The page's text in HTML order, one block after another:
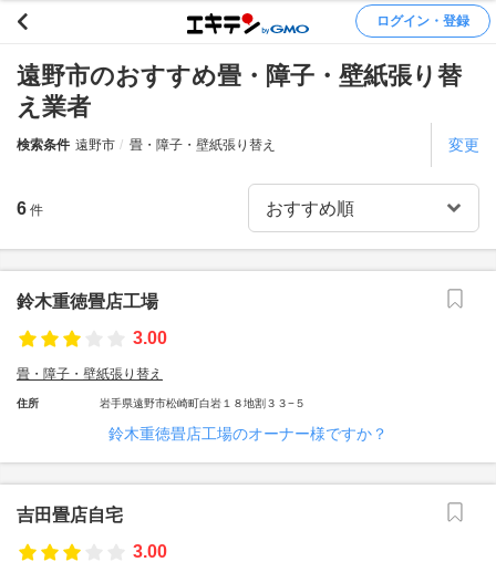
ログイン・登録
遠野市のおすすめ畳・障子・壁紙張り替
え業者
検索条件 遠野市 畳・障子・壁紙張り替え 変更
6 件
鈴木重徳畳店工場
3.00
畳・障子・壁紙張り替え
住所 岩手県遠野市松崎町白岩１８地割３３−５
鈴木重徳畳店工場のオーナー様ですか？
吉田畳店自宅
3.00